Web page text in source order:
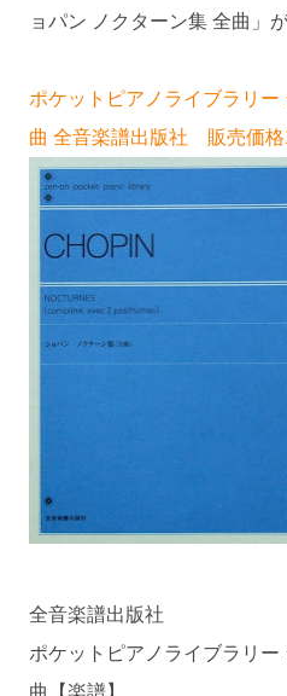
ョパン ノクターン集 全曲」
ポケットピアノライブラリ
曲 全音楽譜出版社 販売価格
全音楽譜出版社
ポケットピアノライブラリ
曲【楽譜】